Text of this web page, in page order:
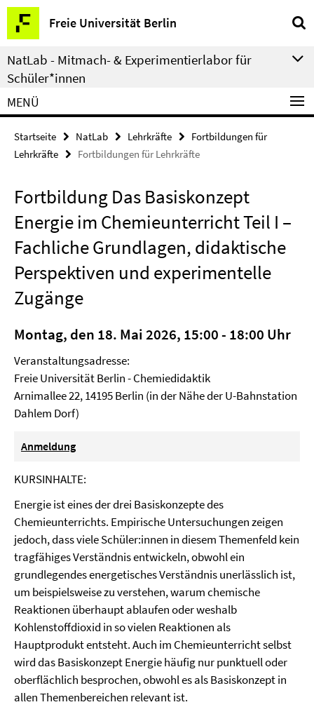
Springe
direkt
zu
Inhalt
Freie Universität Berlin
Service-
Navigation
NatLab - Mitmach- & Experimentierlabor für
Schüler*innen
MENÜ
Startseite NatLab Lehrkräfte
Fortbildungen für
Lehrkräfte
Fortbildungen für Lehrkräfte
Fortbildung Das Basiskonzept
Energie im Chemieunterricht Teil I –
Fachliche Grundlagen, didaktische
Perspektiven und experimentelle
Zugänge
Montag, den 18. Mai 2026, 15:00 - 18:00 Uhr
Veranstaltungsadresse:
Freie Universität Berlin - Chemiedidaktik
Arnimallee 22, 14195 Berlin (in der Nähe der U-Bahnstation
Dahlem Dorf)
Anmeldung
KURSINHALTE:
Energie ist eines der drei Basiskonzepte des
Chemieunterrichts. Empirische Untersuchungen zeigen
jedoch, dass viele Schüler:innen in diesem Themenfeld kein
tragfähiges Verständnis entwickeln, obwohl ein
grundlegendes energetisches Verständnis unerlässlich ist,
um beispielsweise zu verstehen, warum chemische
Reaktionen überhaupt ablaufen oder weshalb
Kohlenstoffdioxid in so vielen Reaktionen als
Hauptprodukt entsteht. Auch im Chemieunterricht selbst
wird das Basiskonzept Energie häufig nur punktuell oder
oberflächlich besprochen, obwohl es als Basiskonzept in
allen Themenbereichen relevant ist.